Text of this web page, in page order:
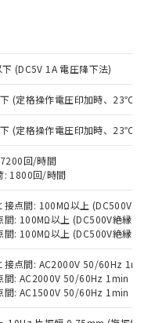
(DC5V 1A 電圧降下法)
(定格操作電圧印加時、23℃、
(定格操作電圧印加時、23℃、
回/時間
: 1800回/時間
接点間: 100MΩ以上 (DC500V絶
間: 100MΩ以上 (DC500V絶縁抵
間: 100MΩ以上 (DC500V絶縁抵
接点間: AC2000V 50/60Hz 1min
間: AC2000V 50/60Hz 1min
間: AC1500V 50/60Hz 1min
、同意のうえ
御機器事業取扱
よび標準価格
だくもので
品の中には、
なる商品もある
。
格照会結果は、
での社内デー
ものであり、閲
の在庫および標
があることをご
（10物質）の
応品を出す予
（10物質）の
たは確認中の
無形物で、有
です。
有部品として
た場合などや
ます。
以下、 カド
ポリ臭化ビフェニル
フェニルエーテル類
が中国RoHSの
ます。
が中国RoHSの
します。
売部門へお問
：
、 Cd(カドミウ
品のうち、外国
に定める商品
いう）を輸出
る場合は、日本
は役務取引許
要な手続きを